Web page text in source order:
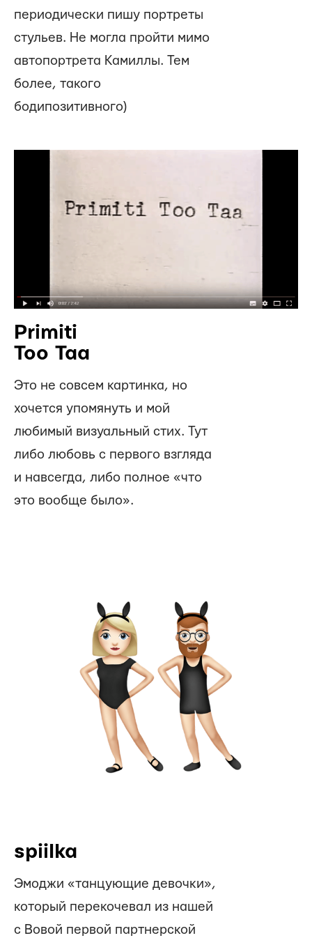
периодически пишу портреты
стульев. Не могла пройти мимо
автопортрета Камиллы. Тем
более, такого
бодипозитивного)
Primiti
Too Taa
Это не совсем картинка, но
хочется упомянуть и мой
любимый визуальный стих. Тут
либо любовь с первого взгляда
и навсегда, либо полное «что
это вообще было».
spiilka
Эмоджи «танцующие девочки»,
который перекочевал из нашей
с Вовой первой партнерской